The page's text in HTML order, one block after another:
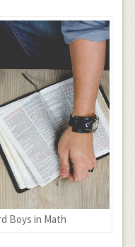
Boys in Math